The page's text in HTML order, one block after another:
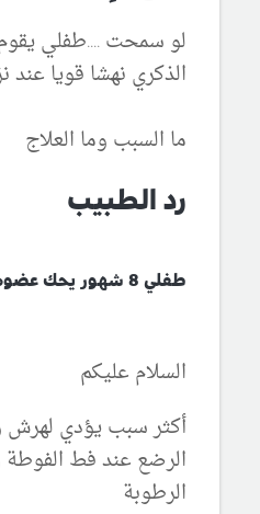
لو سمحت ....طفلي
الذكري نهشا قويا عند
ما السبب وما العلاج
رد الطبيب
طفلي 8 شهور يحك عضوه الذكري
السلام عليكم
أكثر سبب يؤدي
الرضع عند فط
الرطوبة